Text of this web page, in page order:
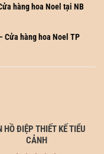
hàng hoa Noel tại NB
Cửa hàng hoa Noel TP
HỒ ĐIỆP THIẾT KẾ TIỂU
CẢNH